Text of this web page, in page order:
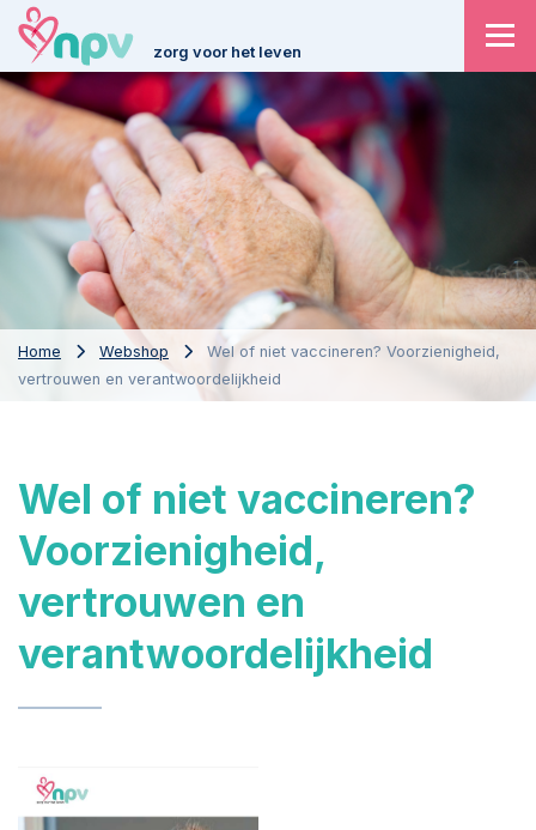
zorg voor het leven
Home Webshop
Wel of niet vaccineren? Voorzienigheid,
vertrouwen en verantwoordelijkheid
Wel of niet vaccineren?
Voorzienigheid,
vertrouwen en
verantwoordelijkheid